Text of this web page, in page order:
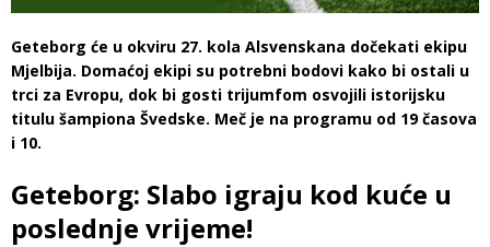
Geteborg će u okviru 27. kola Alsvenskana dočekati ekipu
Mjelbija. Domaćoj ekipi su potrebni bodovi kako bi ostali u
trci za Evropu, dok bi gosti trijumfom osvojili istorijsku
titulu šampiona Švedske. Meč je na programu od 19 časova
i 10.
Geteborg: Slabo igraju kod kuće u
poslednje vrijeme!